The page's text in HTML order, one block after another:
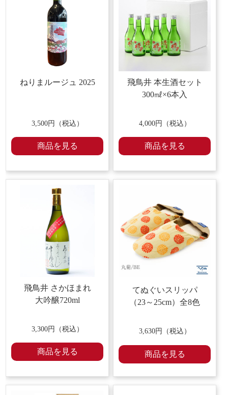
ねりまルージュ 2025
3,500円（税込）
商品を見る
300㎖×6本入
4,000円（税込）
商品を見る
飛鳥井 さかほまれ
大吟醸720ml
3,300円（税込）
商品を見る
てぬぐいスリッパ
（23～25cm）全8色
3,630円（税込）
商品を見る